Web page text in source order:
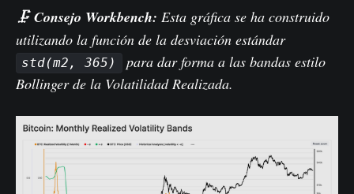
🗜️Consejo Workbench: Esta gráfica se ha construido
utilizando la función de la desviación estándar
std(m2, 365)
para dar forma a las bandas estilo
Bollinger de la Volatilidad Realizada.